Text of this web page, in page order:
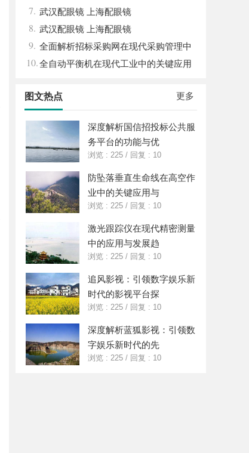
分子材料有限公司董事长陈世超
7. 武汉配眼镜 上海配眼镜
8. 武汉配眼镜 上海配眼镜
9. 全面解析招标采购网在现代采购管理中
的重要作用与应用
10.全自动平衡机在现代工业中的关键应用
更多
图文热点
深度解析国信招投标公共服
务平台的功能与优
浏览 : 225 / 回复 : 10
防坠落垂直生命线在高空作
业中的关键应用与
浏览 : 225 / 回复 : 10
激光跟踪仪在现代精密测量
中的应用与发展趋
浏览 : 225 / 回复 : 10
追风影视：引领数字娱乐新
时代的影视平台探
浏览 : 225 / 回复 : 10
深度解析蓝狐影视：引领数
字娱乐新时代的先
浏览 : 225 / 回复 : 10